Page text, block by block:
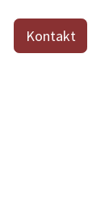
Kontakt